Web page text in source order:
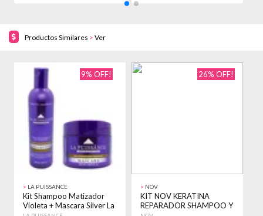
Productos Similares > Ver
9% OFF!
> LA PUISSANCE
Kit Shampoo Matizador
Violeta + Mascara Silver La
26% OFF!
> NOV
KIT NOV KERATINA
REPARADOR SHAMPOO Y